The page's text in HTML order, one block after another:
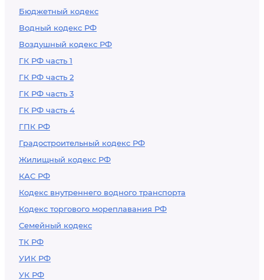
Бюджетный кодекс
Водный кодекс РФ
Воздушный кодекс РФ
ГК РФ часть 1
ГК РФ часть 2
ГК РФ часть 3
ГК РФ часть 4
ГПК РФ
Градостроительный кодекс РФ
Жилищный кодекс РФ
КАС РФ
Кодекс внутреннего водного транспорта
Кодекс торгового мореплавания РФ
Семейный кодекс
ТК РФ
УИК РФ
УК РФ